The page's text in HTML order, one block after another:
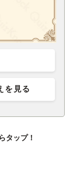
を見る
タップ！